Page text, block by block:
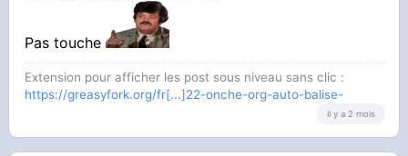
Pas touche
Extension pour afficher les post sous niveau sans clic :
https://greasyfork.org/fr[...]22-onche-org-auto-balise-
il y a 2 mois